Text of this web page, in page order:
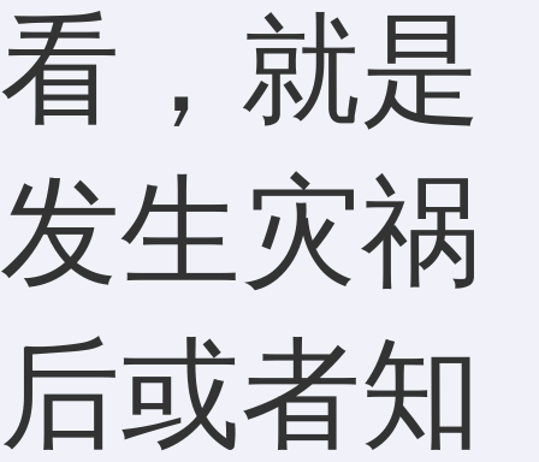
看，就是
发生灾祸
后或者知